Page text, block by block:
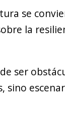
se
la
ser